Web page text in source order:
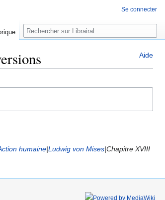
Aide
humaine|Ludwig von Mises|Chapitre XVIII
Se connecter
Rechercher